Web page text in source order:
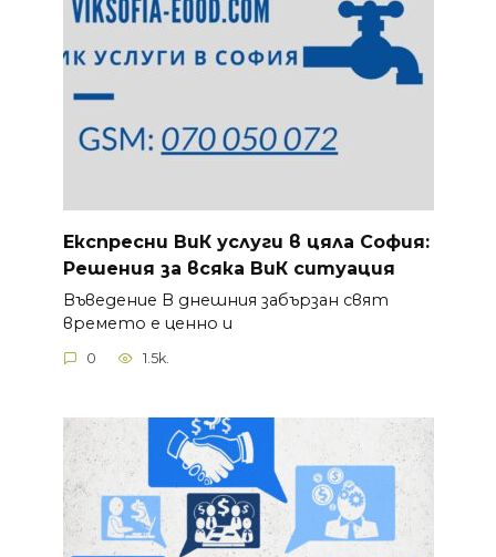
Експресни ВиК услуги в цяла София:
Решения за всяка ВиК ситуация
Въведение В днешния забързан свят
времето е ценно и
0 1.5k.